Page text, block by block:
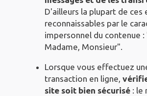
D'ailleurs la plupart de ces
reconnaissables par le
impersonnel du contenue :
Madame, Monsieur".
Lorsque vous effectuez
transaction en ligne,
site soit bien sécurisé : le